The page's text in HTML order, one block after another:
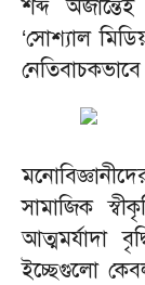
শব্দ
‘সোশ্যাল
সামাজিক
আত্মমর্যাদা
ইচ্ছেগুলো